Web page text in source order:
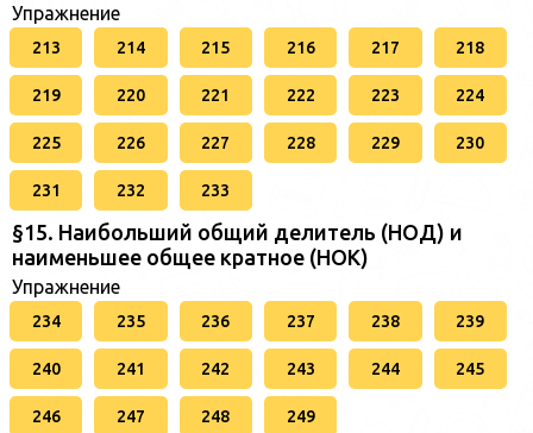
Упражнение
213 214 215 216 217 218
219 220 221 222 223 224
225 226 227 228 229 230
231 232 233
§15. Наибольший общий делитель (НОД) и
наименьшее общее кратное (НОК)
Упражнение
234 235 236 237 238 239
240 241 242 243 244 245
246 247 248 249